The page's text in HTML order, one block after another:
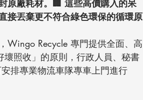
原廠耗材。🏢 這些高價購入的呆
接丟棄更不符合綠色環保的循環原
Wingo Recycle 專門提供全面、高
壞照收」的原則，行政人員、秘書
排專業物流車隊專車上門進行